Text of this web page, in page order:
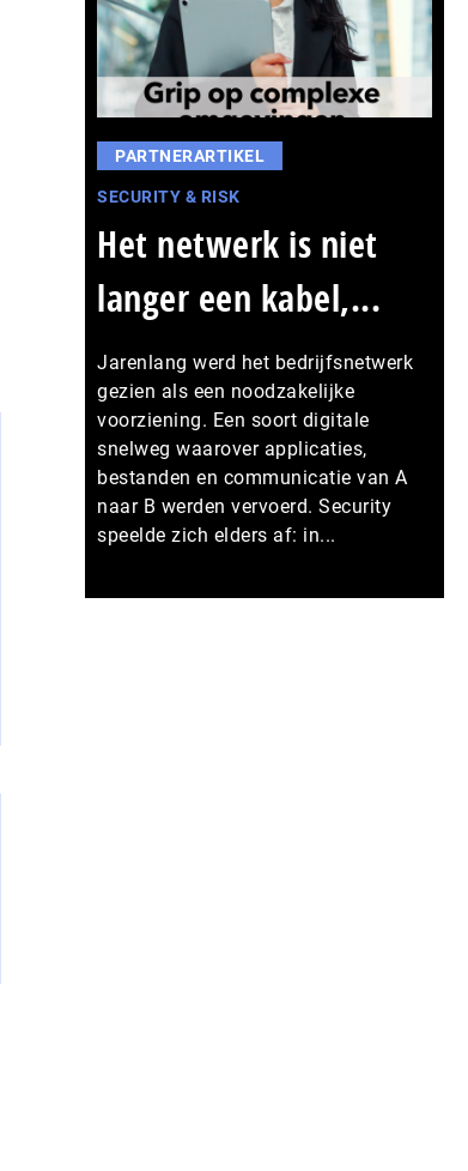
PARTNERARTIKEL
SECURITY & RISK
Het netwerk is niet
langer een kabel,...
Jarenlang werd het bedrijfsnetwerk
gezien als een noodzakelijke
voorziening. Een soort digitale
snelweg waarover applicaties,
bestanden en communicatie van A
naar B werden vervoerd. Security
speelde zich elders af: in...